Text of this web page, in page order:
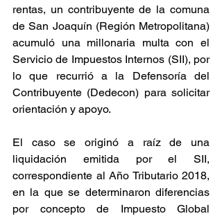
rentas, un contribuyente de la comuna
de San Joaquín (Región Metropolitana)
acumuló una millonaria multa con el
Servicio de Impuestos Internos (SII), por
lo que recurrió a la Defensoría del
Contribuyente (Dedecon) para solicitar
orientación y apoyo.
El caso se originó a raíz de una
liquidación emitida por el SII,
correspondiente al Año Tributario 2018,
en la que se determinaron diferencias
por concepto de Impuesto Global